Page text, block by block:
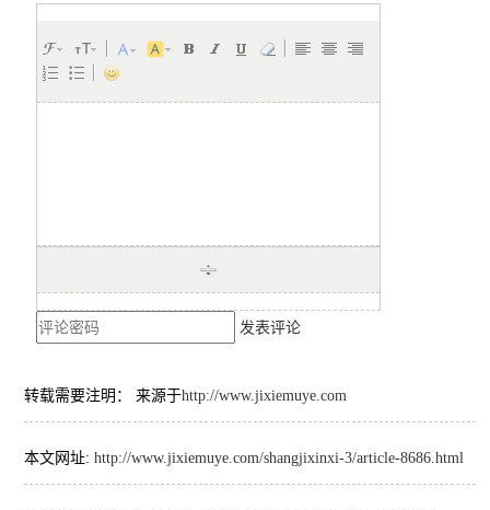
发表评论
转载需要注明： 来源于http://www.jixiemuye.com
本文网址: http://www.jixiemuye.com/shangjixinxi-3/article-8686.html